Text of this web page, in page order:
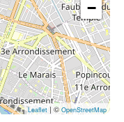
−
Leaflet| ©OpenStreetMap